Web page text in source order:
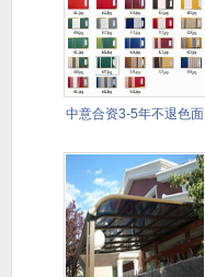
中意合资3-5年不退色面